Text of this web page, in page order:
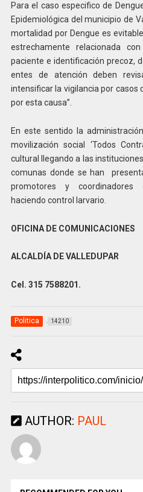
Para el caso especifico de
Epidemiológica del municipio de
mortalidad por Dengue es
estrechamente relacionada
paciente e identificación precoz,
entes de atención deben
intensificar la vigilancia por casos
por esta causa”.
En este sentido la
movilización social ‘Todos
cultural llegando a las
comunas donde se han
promotores y coordinadores
haciendo control larvario.
OFICINA DE COMUNICACIONES
ALCALDÍA DE VALLEDUPAR
Cel. 315 7588201.
Politica 14210
AUTHOR: PAUL